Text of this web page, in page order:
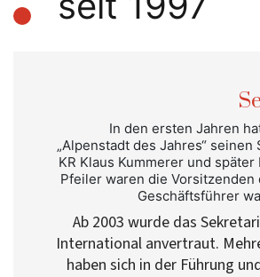
In den ersten Jahren
„Alpenstadt des Jahres“ seinen
KR Klaus Kummerer und später
Pfeiler waren die Vorsitzenden
Geschäftsführer
Ab 2003 wurde das
International anvertraut.
haben sich in der Führung